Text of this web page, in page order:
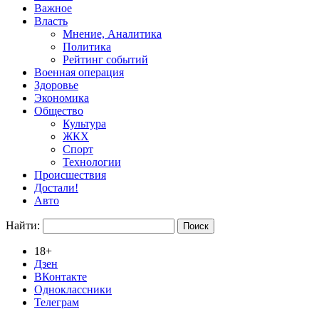
Важное
Власть
Мнение, Аналитика
Политика
Рейтинг событий
Военная операция
Здоровье
Экономика
Общество
Культура
ЖКХ
Спорт
Технологии
Происшествия
Достали!
Авто
Найти:
18+
Дзен
ВКонтакте
Одноклассники
Телеграм